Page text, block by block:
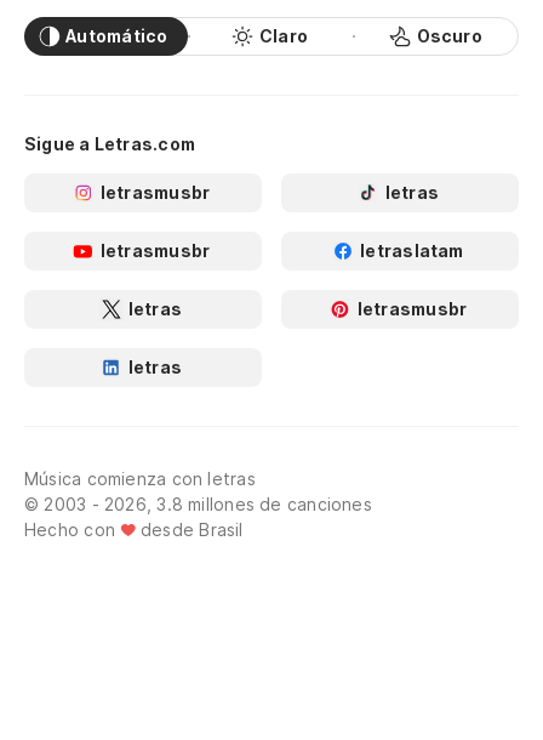
Automático Claro Oscuro
Sigue a Letras.com
letrasmusbr letras
letrasmusbr letraslatam
letras letrasmusbr
letras
Música comienza con letras
© 2003 - 2026, 3.8 millones de canciones
Hecho con
desde Brasil